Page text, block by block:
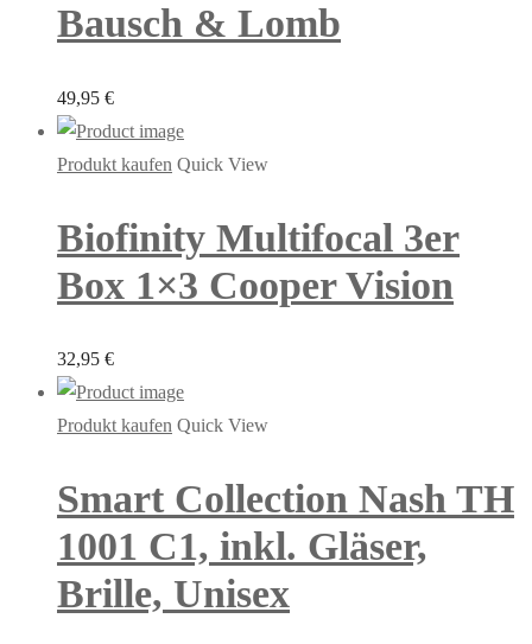
Bausch & Lomb
49,95 €
Produkt kaufen Quick View
Biofinity Multifocal 3er
Box 1×3 Cooper Vision
32,95 €
Produkt kaufen Quick View
Smart Collection Nash TH
1001 C1, inkl. Gläser,
Brille, Unisex